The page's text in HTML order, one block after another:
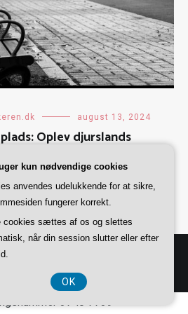
august 13, 2024
Oplev djurslands
by
3740 7739
kun nødvendige cookies
anvendes udelukkende for at sikre,
fungerer korrekt.
cookies sættes af os og slettes
når din session slutter eller efter
OK